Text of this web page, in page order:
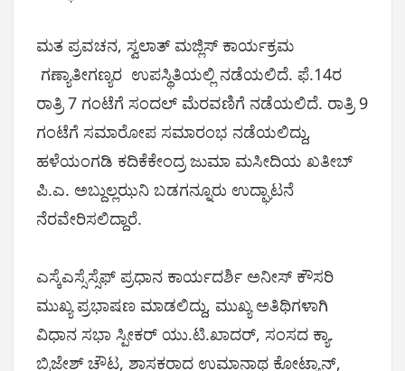
ಮತ ಪ್ರವಚನ, ಸ್ವಲಾತ್ ಮಜ್ಲಿಸ್ ಕಾರ್ಯಕ್ರಮ
ಗಣ್ಯಾತೀಗಣ್ಯರ ಉಪಸ್ಥಿತಿಯಲ್ಲಿ ನಡೆಯಲಿದೆ. ಫೆ.14ರ
ರಾತ್ರಿ 7 ಗಂಟೆಗೆ ಸಂದಲ್ ಮೆರವಣಿಗೆ ನಡೆಯಲಿದೆ. ರಾತ್ರಿ 9
ಗಂಟೆಗೆ ಸಮಾರೋಪ ಸಮಾರಂಭ ನಡೆಯಲಿದ್ದು,
ಹಳೆಯಂಗಡಿ‌ ಕದಿಕೆ‌ಕೇಂದ್ರ ಜುಮಾ‌ ಮಸೀದಿಯ ಖತೀಬ್
ಪಿ.ಎ. ಅಬ್ದುಲ್ಲಝನಿ ಬಡಗನ್ನೂರು ಉದ್ಘಾಟನೆ
ನೆರವೇರಿಸಲಿದ್ದಾರೆ.
ಎಸ್ಕೆಎಸ್ಸೆಸ್ಸೆಫ್ ಪ್ರಧಾನ ಕಾರ್ಯದರ್ಶಿ ಅನೀಸ್ ಕೌಸರಿ
ಮುಖ್ಯ ಪ್ರಭಾಷಣ ಮಾಡಲಿದ್ದು, ಮುಖ್ಯ ಅತಿಥಿಗಳಾಗಿ
ವಿಧಾನ ಸಭಾ ಸ್ಪೀಕರ್ ಯು.ಟಿ.ಖಾದರ್, ಸಂಸದ ಕ್ಯಾ.
ಬ್ರಿಜೇಶ್ ಚೌಟ, ಶಾಸಕರಾದ ಉಮಾನಾಥ ಕೋಟ್ಯಾನ್,